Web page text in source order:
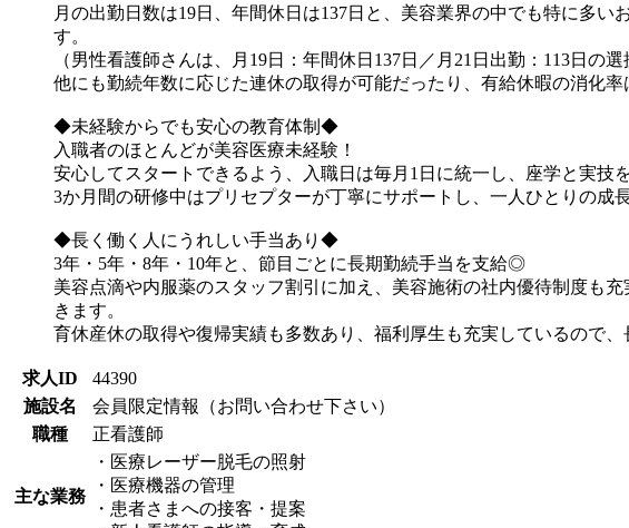
月の出勤日数は19日、年間休日は137日と、美容業界の中でも特に多
す。
（男性看護師さんは、月19日：年間休日137日／月21日出勤：113日の選
他にも勤続年数に応じた連休の取得が可能だったり、有給休暇の消化
◆未経験からでも安心の教育体制◆
入職者のほとんどが美容医療未経験！
安心してスタートできるよう、入職日は毎月1日に統一し、座学と実技
3か月間の研修中はプリセプターが丁寧にサポートし、一人ひとりの成
◆長く働く人にうれしい手当あり◆
3年・5年・8年・10年と、節目ごとに長期勤続手当を支給◎
美容点滴や内服薬のスタッフ割引に加え、美容施術の社内優待制度も
きます。
育休産休の取得や復帰実績も多数あり、福利厚生も充実しているので
求人ID
44390
施設名
会員限定情報（お問い合わせ下さい）
職種
正看護師
主な業務
・医療レーザー脱毛の照射
・医療機器の管理
・患者さまへの接客・提案